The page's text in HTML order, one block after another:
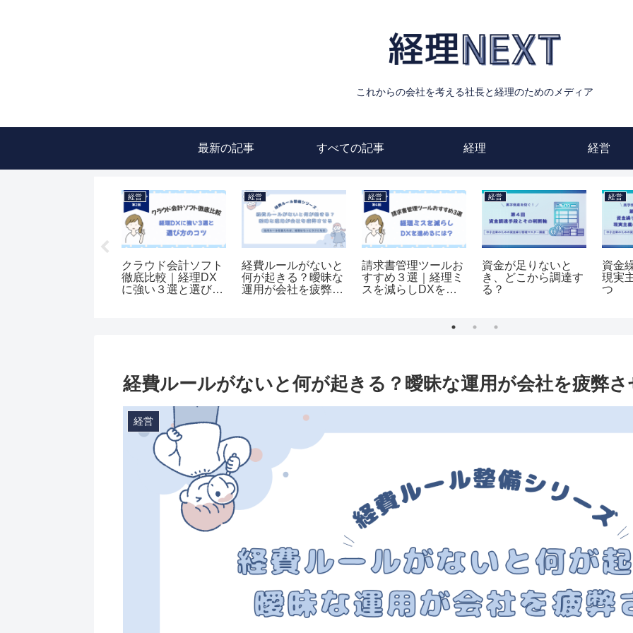
これからの会社を考える社長と経理のためのメディア
最新の記事 すべての記事 経理 経営
経営
ルールを決めるだけ
では意味がない｜現
場に定着させる仕組
経営
経費の「境界線」は
どこ？会議費・交際
費・福利厚生費の正
経理
経理はどこまで外注
できる…？業務の切
り分けと内製すべき
経営
誰が、何を、いつ申
請する？経費申請フ
ローの最適解
経営
経理
るに
材で
経費ルールがないと何が起きる？曖昧な運用が会社を疲弊
経営